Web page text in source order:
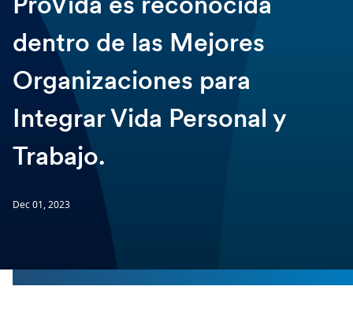
ProVida es reconocida
dentro de las Mejores
Organizaciones para
Integrar Vida Personal y
Trabajo.
Dec 01, 2023